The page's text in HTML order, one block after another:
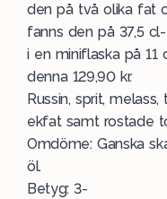
den på två olika fat
fanns den på 37,5
i en miniflaska på
denna 129,90 kr.
Russin, sprit,
ekfat samt rostade
Omdöme: Ganska
öl.
Betyg: 3-